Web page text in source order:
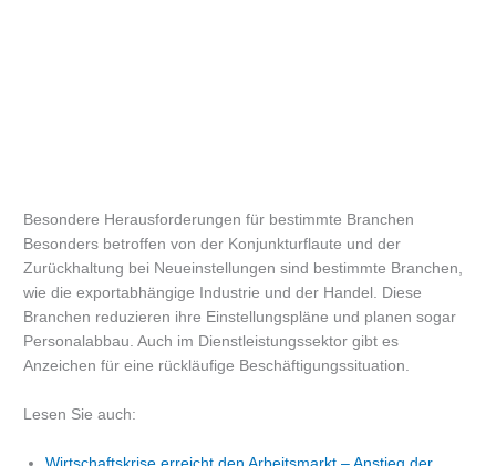
Besondere Herausforderungen für bestimmte Branchen
Besonders betroffen von der Konjunkturflaute und der
Zurückhaltung bei Neueinstellungen sind bestimmte Branchen,
wie die exportabhängige Industrie und der Handel. Diese
Branchen reduzieren ihre Einstellungspläne und planen sogar
Personalabbau. Auch im Dienstleistungssektor gibt es
Anzeichen für eine rückläufige Beschäftigungssituation.
Lesen Sie auch: